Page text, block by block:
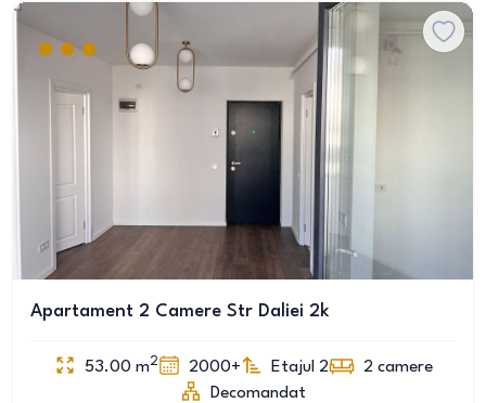
Apartament 2 Camere Str Daliei 2k
53.00 m2 2000+ Etajul 2 2 camere
Decomandat